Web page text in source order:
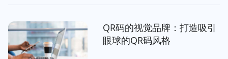
QR码的视觉品牌：打造吸引
眼球的QR码风格